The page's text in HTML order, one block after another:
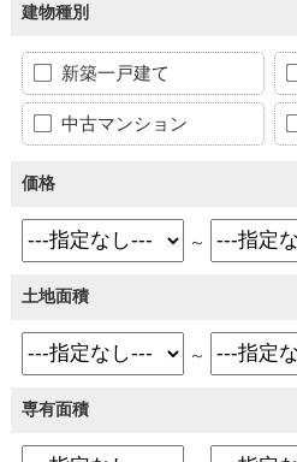
建物種別
新築一戸建て
中古マンション
価格
～
土地面積
～
専有面積